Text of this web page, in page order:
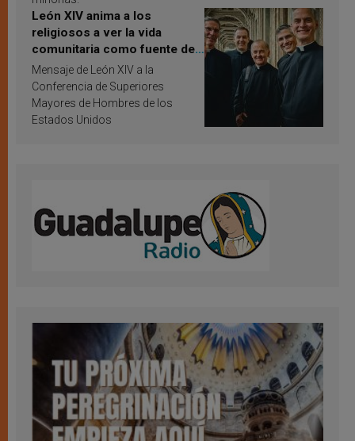
León XIV anima a los
religiosos a ver la vida
comunitaria como fuente de
inspiración y santificación
Mensaje de León XIV a la
Conferencia de Superiores
Mayores de Hombres de los
Estados Unidos